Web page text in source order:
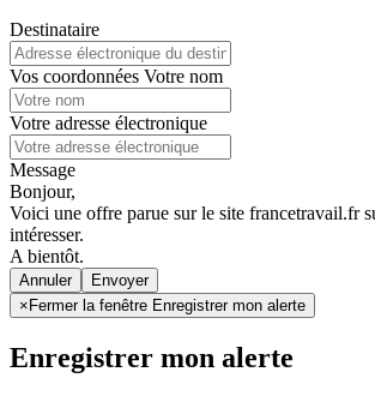
Destinataire
Vos coordonnées Votre nom
Votre adresse électronique
Message
Bonjour,
Voici une offre parue sur le site francetravail.fr
intéresser.
A bientôt.
Annuler
× Fermer la fenêtre Enregistrer mon alerte
Enregistrer mon alerte